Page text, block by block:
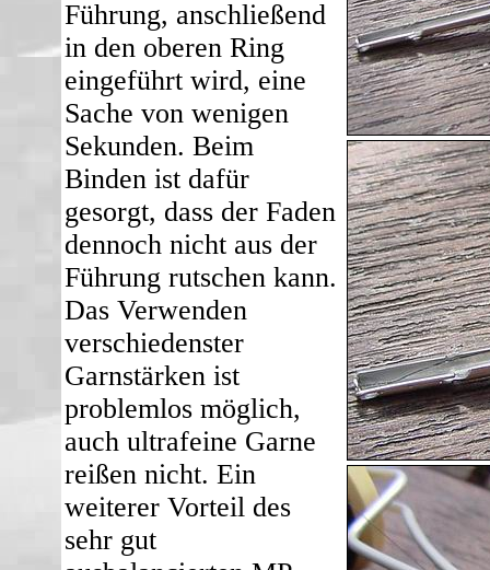
Führung, anschließend
in den oberen Ring
eingeführt wird, eine
Sache von wenigen
Sekunden. Beim
Binden ist dafür
gesorgt, dass der Faden
dennoch nicht aus der
Führung rutschen kann.
Das Verwenden
verschiedenster
Garnstärken ist
problemlos möglich,
auch ultrafeine Garne
reißen nicht. Ein
weiterer Vorteil des
sehr gut